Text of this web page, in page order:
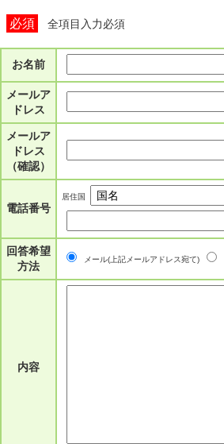
必須 全項目入力必須
お名前
メールア
ドレス
メールア
ドレス
（確認）
電話番号
居住国
回答希望
方法
メール(上記メールアドレス宛て)
内容